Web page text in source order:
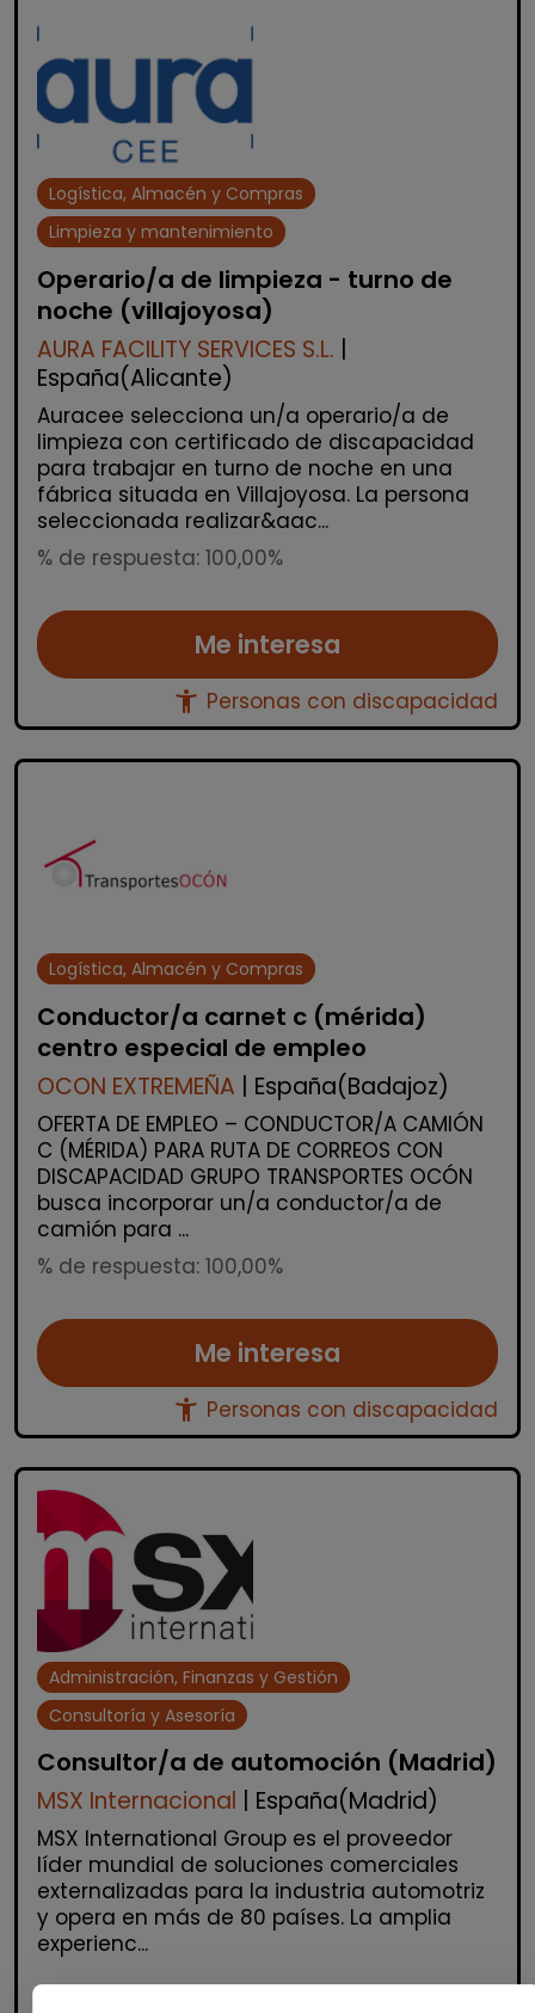
Logística, Almacén y Compras
Limpieza y mantenimiento
Operario/a de limpieza - turno de
noche (villajoyosa)
AURA FACILITY SERVICES S.L.
España(Alicante)
Auracee selecciona un/a operario/a de
limpieza con certificado de discapacidad
para trabajar en turno de noche en una
fábrica situada en Villajoyosa. La persona
seleccionada realizar&aac...
% de respuesta: 100,00%
Me interesa
accessibility_new Personas con discapacidad
Logística, Almacén y Compras
Conductor/a carnet c (mérida)
centro especial de empleo
OCON EXTREMEÑA | España(Badajoz)
OFERTA DE EMPLEO – CONDUCTOR/A CAMIÓN
C (MÉRIDA) PARA RUTA DE CORREOS CON
DISCAPACIDAD GRUPO TRANSPORTES OCÓN
busca incorporar un/a conductor/a de
camión para ...
% de respuesta: 100,00%
Me interesa
accessibility_new Personas con discapacidad
Administración, Finanzas y Gestión
Consultoría y Asesoría
Consultor/a de automoción (Madrid)
MSX Internacional | España(Madrid)
MSX International Group es el proveedor
líder mundial de soluciones comerciales
externalizadas para la industria automotriz
y opera en más de 80 países. La amplia
experienc...